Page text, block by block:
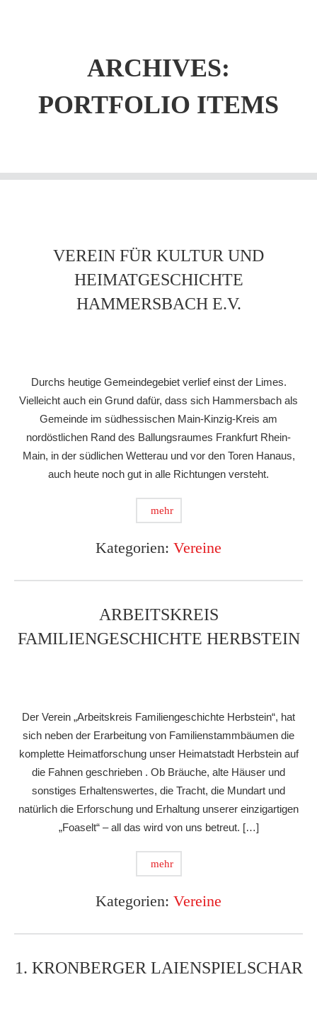
ARCHIVES:
PORTFOLIO ITEMS
VEREIN FÜR KULTUR UND
HEIMATGESCHICHTE
HAMMERSBACH E.V.
Durchs heutige Gemeindegebiet verlief einst der Limes.
Vielleicht auch ein Grund dafür, dass sich Hammersbach als
Gemeinde im südhessischen Main-Kinzig-Kreis am
nordöstlichen Rand des Ballungsraumes Frankfurt Rhein-
Main, in der südlichen Wetterau und vor den Toren Hanaus,
auch heute noch gut in alle Richtungen versteht.
mehr
Kategorien: Vereine
ARBEITSKREIS
FAMILIENGESCHICHTE HERBSTEIN
Der Verein „Arbeitskreis Familiengeschichte Herbstein“, hat
sich neben der Erarbeitung von Familienstammbäumen die
komplette Heimatforschung unser Heimatstadt Herbstein auf
die Fahnen geschrieben . Ob Bräuche, alte Häuser und
sonstiges Erhaltenswertes, die Tracht, die Mundart und
natürlich die Erforschung und Erhaltung unserer einzigartigen
„Foaselt“ – all das wird von uns betreut. […]
mehr
Kategorien: Vereine
1. KRONBERGER LAIENSPIELSCHAR